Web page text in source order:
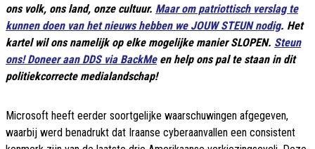
ons volk, ons land, onze cultuur. Maar om patriottisch verslag te
kunnen doen van het nieuws hebben we JOUW STEUN nodig. Het
kartel wil ons namelijk op elke mogelijke manier SLOPEN. Steun
ons! Doneer aan DDS via BackMeen help ons pal te staan in dit
politiekcorrecte medialandschap!
Microsoft heeft eerder soortgelijke waarschuwingen afgegeven,
waarbij werd benadrukt dat Iraanse cyberaanvallen een consistent